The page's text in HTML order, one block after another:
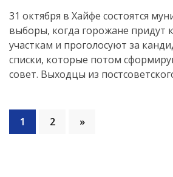
31 октября в Хайфе состоятся
выборы, когда горожане придут
участкам и проголосуют за
списки, которые потом
совет. Выходцы из
1 2 »